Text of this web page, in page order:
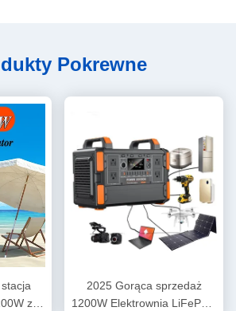
Pokrewne
z
2025 Gorąca sprzedaż
1200W Elektrownia LiFePO4